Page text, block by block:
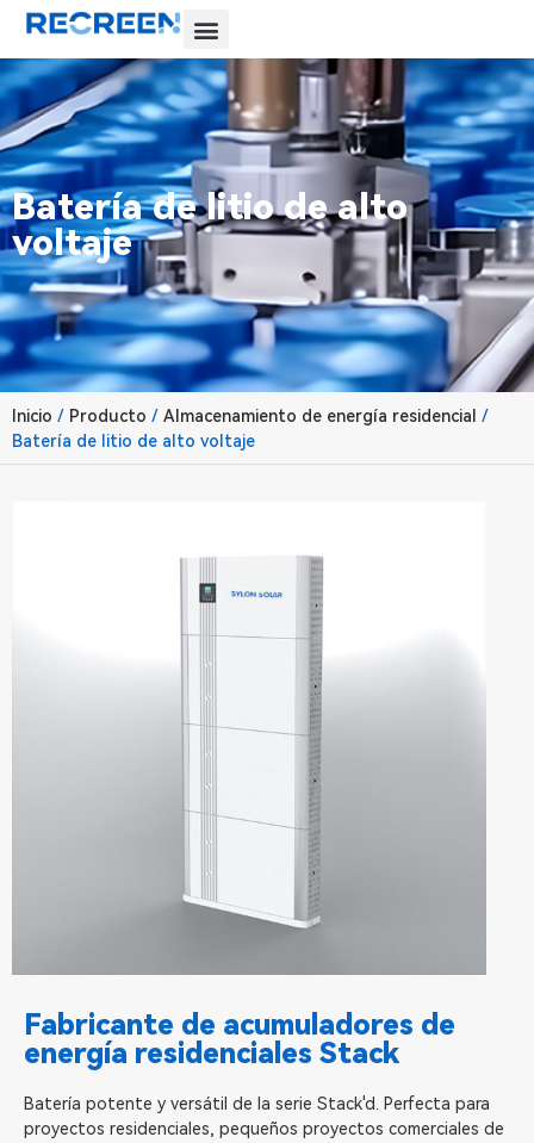
Batería de litio de alto
voltaje
Inicio / Producto / Almacenamiento de energía residencial /
Batería de litio de alto voltaje
Fabricante de acumuladores de
energía residenciales Stack
Batería potente y versátil de la serie Stack'd. Perfecta para
proyectos residenciales, pequeños proyectos comerciales de